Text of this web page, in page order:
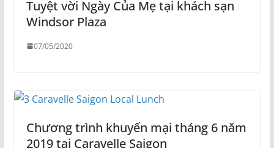
Tuyệt vời Ngày Của Mẹ tại khách sạn
Windsor Plaza
07/05/2020
Chương trình khuyến mại tháng 6 năm
2019 tại Caravelle Saigon